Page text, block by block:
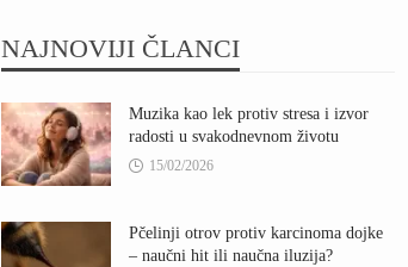
NAJNOVIJI ČLANCI
Muzika kao lek protiv stresa i izvor
radosti u svakodnevnom životu
15/02/2026
Pčelinji otrov protiv karcinoma dojke
– naučni hit ili naučna iluzija?